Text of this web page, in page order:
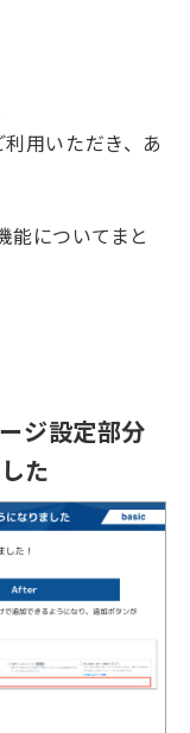
用いただき、あ
能についてまと
ジ設定部分
た